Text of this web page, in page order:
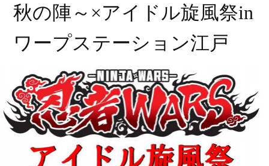
秋の陣～×アイドル旋風祭in
ワープステーション江戸